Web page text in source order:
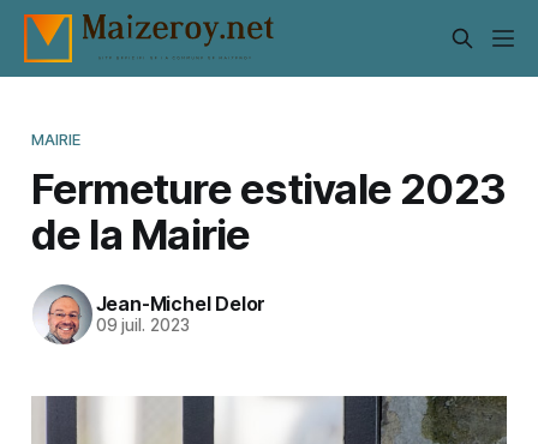
MAIRIE
Fermeture estivale 2023
de la Mairie
Jean-Michel Delor
09 juil. 2023